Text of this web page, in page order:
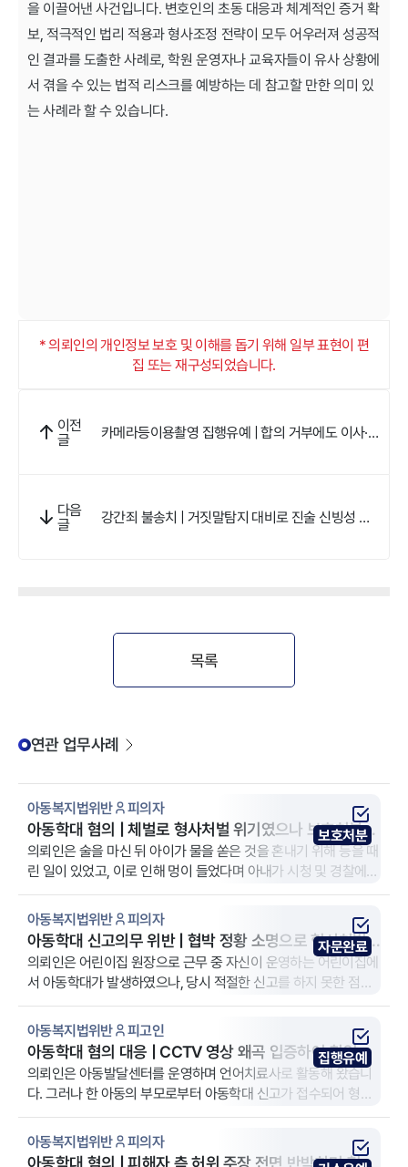
을 이끌어낸 사건입니다. 변호인의 초동 대응과 체계적인 증거 확
보, 적극적인 법리 적용과 형사조정 전략이 모두 어우러져 성공적
인 결과를 도출한 사례로, 학원 운영자나 교육자들이 유사 상황에
서 겪을 수 있는 법적 리스크를 예방하는 데 참고할 만한 의미 있
는 사례라 할 수 있습니다.
* 의뢰인의 개인정보 보호 및 이해를 돕기 위해 일부 표현이 편
집 또는 재구성되었습니다.
이전
글
카메라등이용촬영 집행유예 | 합의 거부에도 이사·
다음
글
강간죄 불송치 | 거짓말탐지 대비로 진술 신빙성 방
목록
연관 업무사례
아동복지법위반 피의자
아동학대 혐의 | 체벌로 형사처벌 위기였으나 보호처분
결정으로 전과 방어한 성공 사례
의뢰인은 술을 마신 뒤 아이가 물을 쏟은 것을 혼내기 위해 등을 때
린 일이 있었고, 이로 인해 멍이 들었다며 아내가 시청 및 경찰에
고발을 하여 아동복지법 위반 혐의로 조사를 받게 되었습니다. 의
뢰인은 불안한 마음에 즉시 법무법인 YK 춘천 분사무소를 방문하
셨습니다.
보호처분
아동복지법위반 피의자
아동학대 신고의무 위반 | 협박 정황 소명으로 형사처벌
방지
의뢰인은 어린이집 원장으로 근무 중 자신이 운영하는 어린이집에
서 아동학대가 발생하였으나, 당시 적절한 신고를 하지 못한 점에
대한 책임감과 불안감으로 법률 자문을 구하고자 법무법인 YK 안
양 분사무소를 방문하셨습니다. 특히 가해 교사가 의뢰인의 개인
적인 문제를 빌미로 협박까지 해오는 상황이었기에 빠른 대응이
필요하였습니다.
자문완료
아동복지법위반 피고인
아동학대 혐의 대응 | CCTV 영상 왜곡 입증하여 취업제
한 면제 및 센터 운영 사수
의뢰인은 아동발달센터를 운영하며 언어치료사로 활동해 왔습니
다. 그러나 한 아동의 부모로부터 아동학대 신고가 접수되어 형사
재판을 받게 되었고, 해당 사건은 의뢰인의 생업에 치명적인 영향
을 미칠 수 있는 사안이었습니다. 특히 아동 관련 시설 취업제한 명
령이 내려질 경우 센터 운영이 불가능해질 수 있었기 때문에, 무죄
집행유예
아동복지법위반 피의자
아동학대 혐의 | 피해자 측 허위 주장 전면 반박하며 혐의